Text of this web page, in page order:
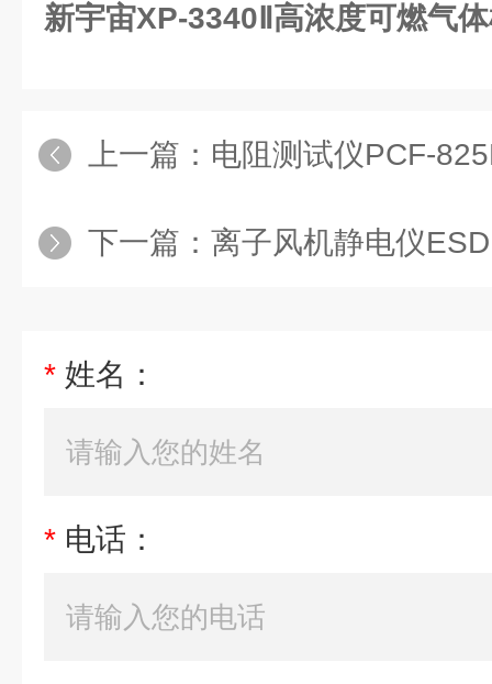
新宇宙XP-3340Ⅱ高浓度可燃气
上一篇： 电阻测试仪PCF-825B
下一篇： 离子风机静电仪ESDPRO
* 姓名：
* 电话：